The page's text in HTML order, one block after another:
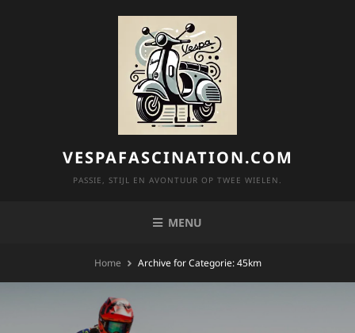
VESPAFASCINATION.COM
PASSIE, STIJL EN AVONTUUR OP TWEE WIELEN.
MENU
Home Archive forCategorie:45km